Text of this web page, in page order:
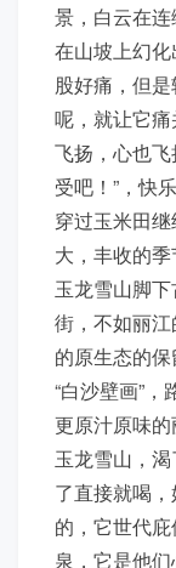
景，白云在
在山坡上幻
股好痛，但
呢，就让它
飞扬，心也
受吧！”，快
穿过玉米田
大，丰收的季
玉龙雪山脚
街，不如丽
的原生态的
“白沙壁画”
更原汁原味
玉龙雪山，
了直接就喝
的，它世代
泉，它是他